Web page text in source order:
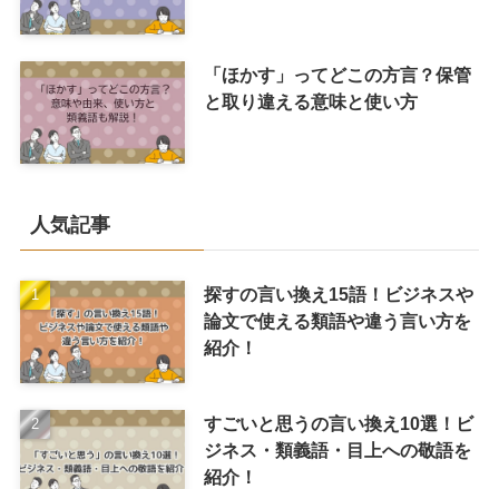
「ほかす」ってどこの方言？保管
と取り違える意味と使い方
人気記事
探すの言い換え15語！ビジネスや
論文で使える類語や違う言い方を
紹介！
すごいと思うの言い換え10選！ビ
ジネス・類義語・目上への敬語を
紹介！